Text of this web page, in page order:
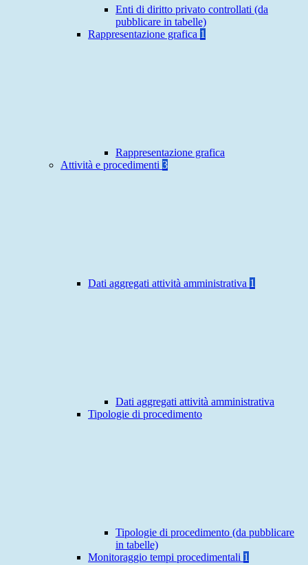
Enti di diritto privato controllati (da
pubblicare in tabelle)
Rappresentazione grafica 1
Rappresentazione grafica
Attività e procedimenti 3
Dati aggregati attività amministrativa 1
Dati aggregati attività amministrativa
Tipologie di procedimento
Tipologie di procedimento (da pubblicare
in tabelle)
Monitoraggio tempi procedimentali 1